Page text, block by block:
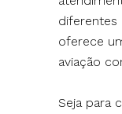
diferentes
oferece
aviação
Seja para